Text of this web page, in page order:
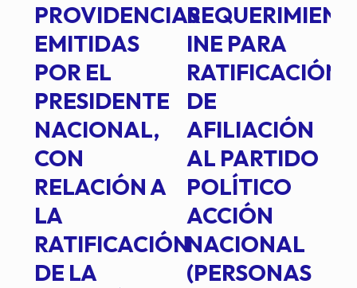
PROVIDENCIAS
EMITIDAS
POR EL
PRESIDENTE
NACIONAL,
CON
RELACIÓN A
LA
RATIFICACIÓN
DE LA
INE PARA
RATIFICACIÓN
DE
AFILIACIÓN
AL PARTIDO
POLÍTICO
ACCIÓN
NACIONAL
(PERSONAS